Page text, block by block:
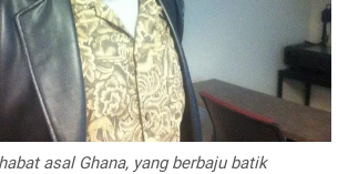
asal Ghana, yang berbaju batik